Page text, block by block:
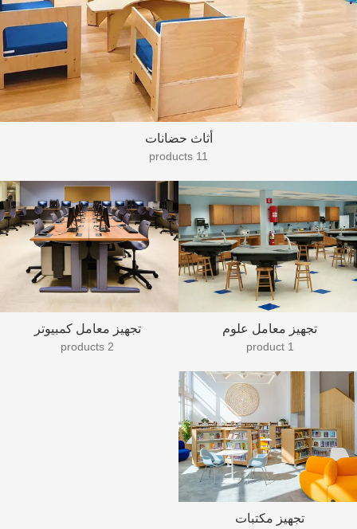
أثاث حضانات
11 products
تجهيز معامل علوم
1 product
تجهيز معامل كمبيوتر
2 products
تجهيز مكتبات